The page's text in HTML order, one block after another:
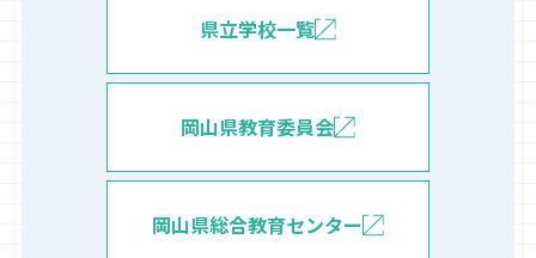
県立学校一覧
岡山県教育委員会
岡山県総合教育センター